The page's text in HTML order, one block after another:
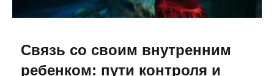
Связь со своим внутренним
ребенком: пути контроля и